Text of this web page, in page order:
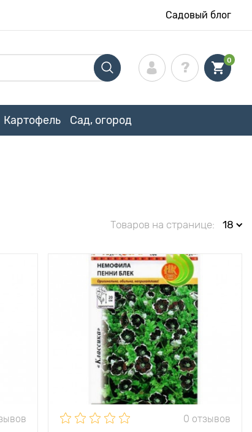
Садовый блог
0
Картофель Сад, огород
Товаров на странице: 18
0 отзывов